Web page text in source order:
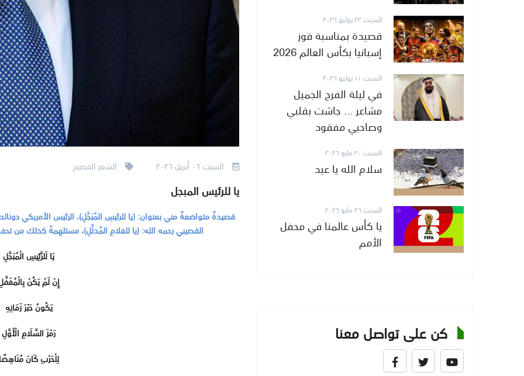
السبت ٠٦ أبريل ٢٠٢٦ الشعر الفصيح
يا للرئيس المبجل
قصيدةٌ متواضعةٌ مني بعنوان: (يا للرئيسِ المُبَجَّلِ)، الرئيس الأمريكي
القصيبي رحمه الله: (يا للغلامِ المُدلَّلِ)، مستلهمةً كذلك من
يَا لَلرَّئِيسِ الْمُبَجَّلِ
إِنْ لَمْ يَكُنْ
يَكُونُ حَبْرَ زَمَانِهِ
رَمْزَ السَّلَامِ الْأَوَّلِ
لِلْحَرْبِ كَانَ
السبت ٢٢ يوليو ٢٠٢٦
قصيدة بمناسبة فوز
إسبانيا بكأس العالم 2026
السبت ١١ يوليو ٢٠٢٦
في ليلة الفرح الجميل
مشاعر ... جاشت بقلبي
وصاحبي مفقود
السبت ٣٠ مايو ٢٠٢٦
سلام الله يا عيد
السبت ٢٦ مايو ٢٠٢٦
يا كأس عالمنا في محفل
الأمم
كن على تواصل معنا